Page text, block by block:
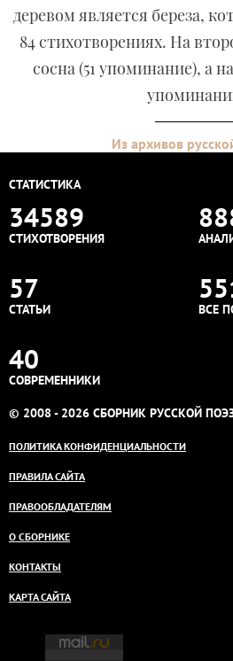
деревом является береза,
84 стихотворениях. На
сосна (51 упоминание), а
Из архивов
СТАТИСТИКА
34589
СТИХОТВОРЕНИЯ
57
СТАТЬИ ВСЕ
40
СОВРЕМЕННИКИ
© 2008 - 2026 СБОРНИК РУССКОЙ
ПОЛИТИКА КОНФИДЕНЦИАЛЬНОСТИ
ПРАВИЛА САЙТА
ПРАВООБЛАДАТЕЛЯМ
О СБОРНИКЕ
КОНТАКТЫ
КАРТА САЙТА